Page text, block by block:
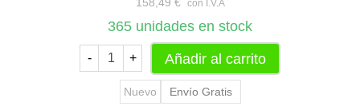
con I.V.A
365 unidades en stock
- + Añadir al carrito
Nuevo Envío Gratis